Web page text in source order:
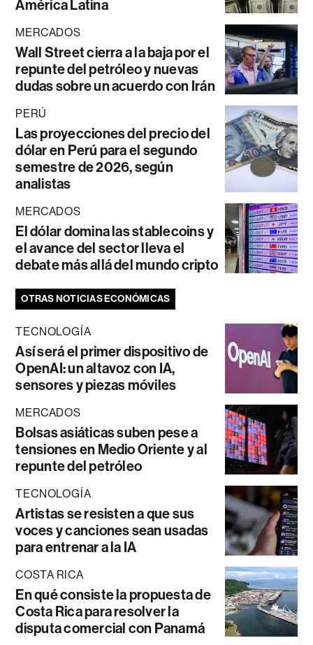
América Latina
MERCADOS
Wall Street cierra a la baja por el
repunte del petróleo y nuevas
dudas sobre un acuerdo con Irán
PERÚ
Las proyecciones del precio del
dólar en Perú para el segundo
semestre de 2026, según
analistas
MERCADOS
El dólar domina las stablecoins y
el avance del sector lleva el
debate más allá del mundo cripto
OTRAS NOTICIAS ECONÓMICAS
TECNOLOGÍA
Así será el primer dispositivo de
OpenAI: un altavoz con IA,
sensores y piezas móviles
MERCADOS
Bolsas asiáticas suben pese a
tensiones en Medio Oriente y al
repunte del petróleo
TECNOLOGÍA
Artistas se resisten a que sus
voces y canciones sean usadas
para entrenar a la IA
COSTA RICA
En qué consiste la propuesta de
Costa Rica para resolver la
disputa comercial con Panamá